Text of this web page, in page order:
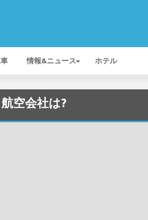
情報&ニュース ホテル
空会社は?